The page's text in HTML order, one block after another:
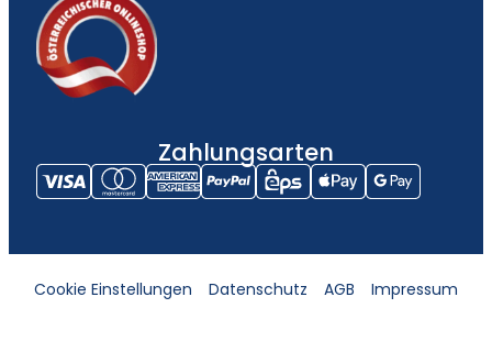
Zahlungsarten
Cookie Einstellungen Datenschutz AGB Impressum